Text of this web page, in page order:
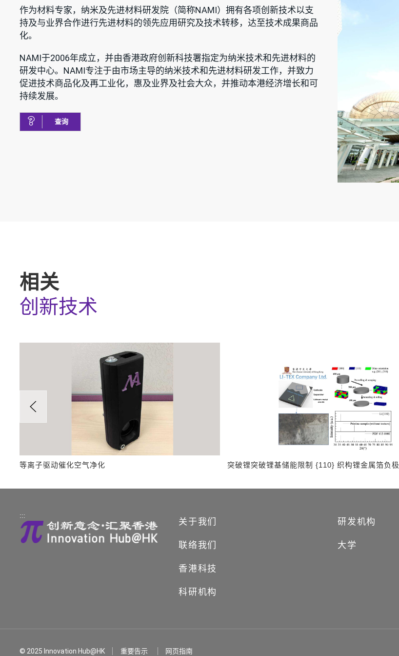
作为材料专家，纳米及先进材料研发院（简称NAMI）拥有各项创新技术以支
持及与业界合作进行先进材料的领先应用研究及技术转移，达至技术成果商品
化。
NAMI于2006年成立，并由香港政府创新科技署指定为纳米技术和先进材料的
研发中心。NAMI专注于由市场主导的纳米技术和先进材料研发工作，并致力
促进技术商品化及再工业化，惠及业界及社会大众，并推动本港经济增长和可
持续发展。
查询
相关
创新技术
等离子驱动催化空气净化 突破锂突破锂基储能限制 {110} 织构锂金属箔负极
:::
关于我们
联络我们
香港科技
科研机构
研发机构
大学
© 2025 Innovation Hub@HK 重要告示 网页指南